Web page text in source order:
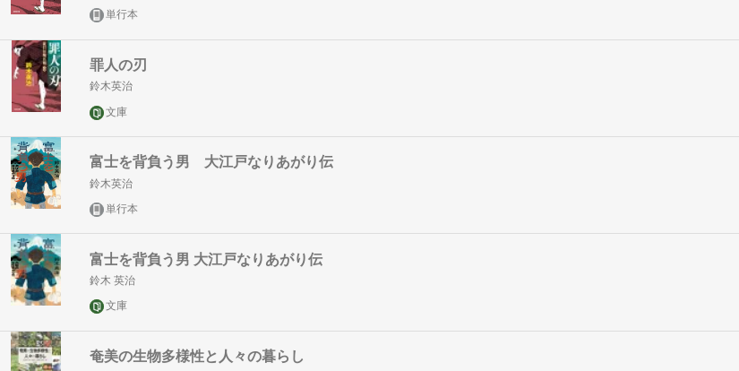
単行本
罪人の刃
鈴木英治
文庫
富士を背負う男 大江戸なりあがり伝
鈴木英治
単行本
富士を背負う男 大江戸なりあがり伝
鈴木 英治
文庫
奄美の生物多様性と人々の暮らし